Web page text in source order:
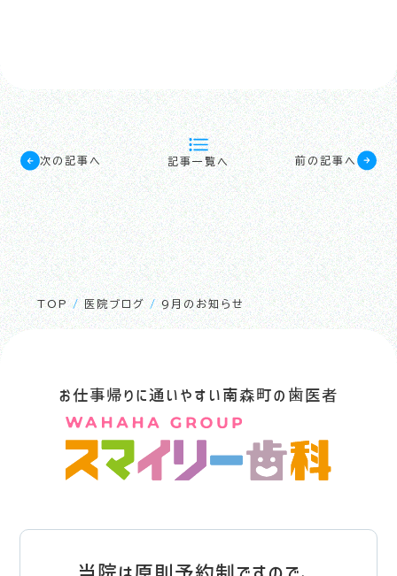
次の記事へ 記事一覧へ 前の記事へ
TOP / 医院ブログ / 9月のお知らせ
お仕事帰りに通いやすい南森町の歯医者